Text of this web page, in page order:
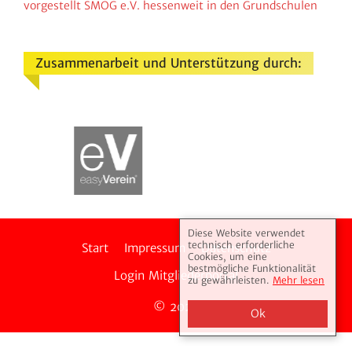
vorge­stellt SMOG e.V. hessen­weit in den Grundschulen
Zusammenarbeit und Unterstützung durch:
Start Impressum
Daten­schutz
Login Mitglie­der­portal
© 2026
Diese Website verwendet
technisch erforderliche
Cookies, um eine
bestmögliche Funktionalität
zu gewährleisten. Mehr lesen
Ok